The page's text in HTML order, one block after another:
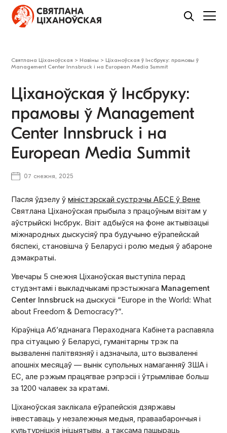
Святлана Ціханоўская > Навіны > Ціханоўская ў Інсбруку: прамовы ў
Management Center Innsbruck і на European Media Summit
Ціханоўская ў Інсбруку:
прамовы ў Management
Center Innsbruck і на
European Media Summit
07 снежня, 2025
Пасля ўдзелу ўміністэрскай сустрэчы АБСЕ ў Вене
Святлана Ціханоўская прыбыла з працоўным візітам у
аўстрыйскі Інсбрук. Візіт адбыўся на фоне актывізацыі
міжнародных дыскусіяў пра будучыню еўрапейскай
бяспекі, становішча ў Беларусі і ролю медыя ў абароне
дэмакратыі.
Увечары 5 снежня Ціханоўская выступіла перад
студэнтамі і выкладчыкамі прэстыжнага Management
Center Innsbruck на дыскусіі “Europe in the World: What
about Freedom & Democracy?”.
Кіраўніца Аб’яднанага Пераходнага Кабінета распавяла
пра сітуацыю ў Беларусі, гуманітарны трэк па
вызваленні палітвязняў і адзначыла, што вызваленні
апошніх месяцаў — вынік супольных намаганняў ЗША і
ЕС, але рэжым працягвае рэпрэсіі і ўтрымлівае больш
за 1200 чалавек за кратамі.
Ціханоўская заклікала еўрапейскія дзяржавы
інвеставаць у незалежныя медыя, праваабарончыя і
культурніцкія ініцыятывы, а таксама пашыраць